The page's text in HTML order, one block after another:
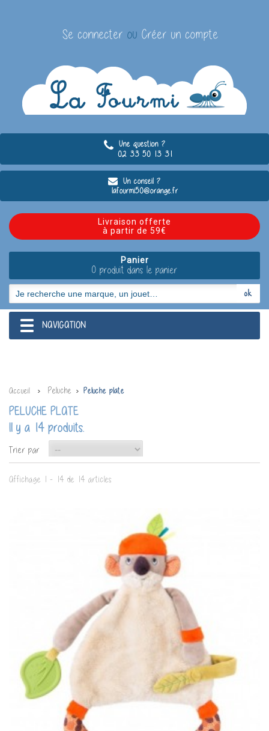
Se connecter ou Créer un compte
Une question ?
02 33 50 13 31
Un conseil ?
lafourmi50@orange.fr
Livraison offerte
à partir de 59€
Panier
0 produit dans le panier
navigation
NAVIGATION
Accueil Peluche Peluche plate
PELUCHE PLATE
Il y a 14 produits.
Trier par
Affichage 1 - 14 de 14 articles